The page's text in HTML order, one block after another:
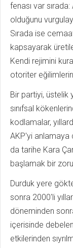
fenası var
olduğunu
Sırada ise
kapsayarak
Kendi rejimini
otoriter
Bir partiyi, üstelik
sınıfsal
kodlamalar,
AKP'yi anlamaya
da tarihe Kara
başlamak bir
Durduk yere
sonra 2000'li
döneminden
içerisinde
etkilerinden